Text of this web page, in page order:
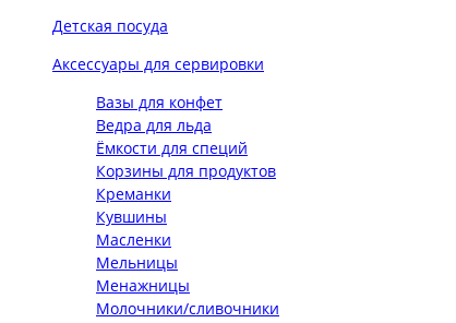
Детская посуда
Аксессуары для сервировки
Вазы для конфет
Ведра для льда
Ёмкости для специй
Корзины для продуктов
Креманки
Кувшины
Масленки
Мельницы
Менажницы
Молочники/сливочники